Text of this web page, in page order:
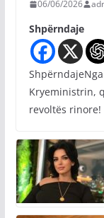
06/06/2026
Shpërndaje
ShpërndajeNga
Kryeministrin,
revoltës